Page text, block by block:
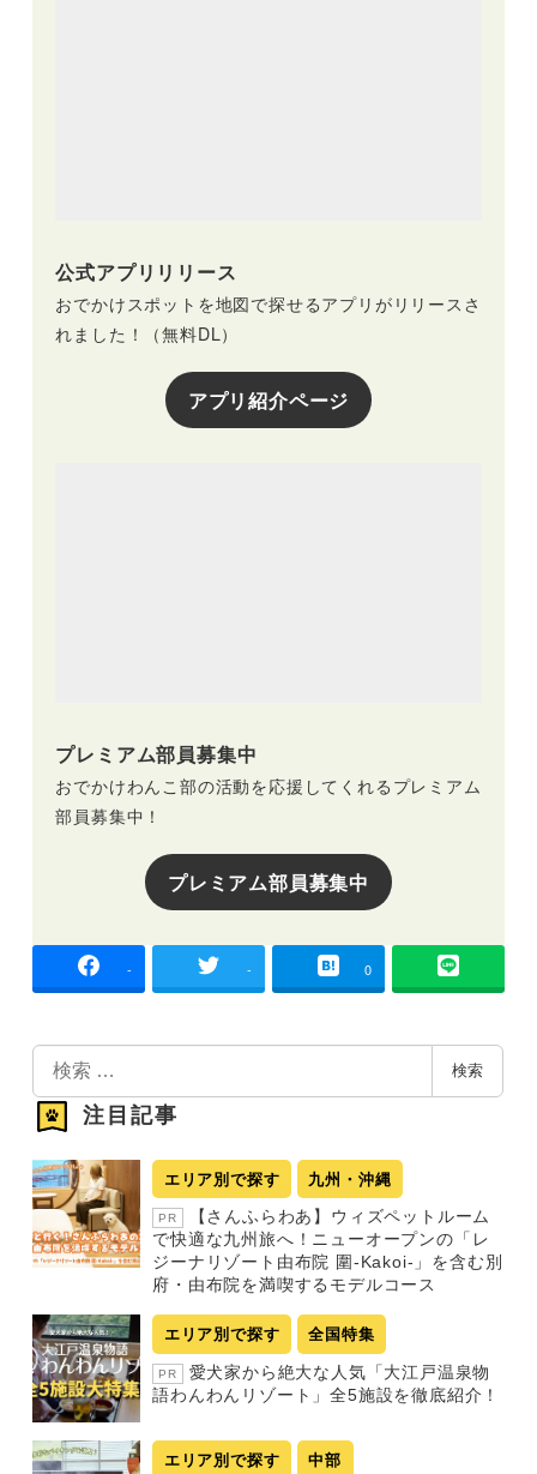
公式アプリリリース
おでかけスポットを地図で探せるアプリがリリースさ
れました！（無料DL）
アプリ紹介ページ
プレミアム部員募集中
おでかけわんこ部の活動を応援してくれるプレミアム
部員募集中！
プレミアム部員募集中
- - 0
検
索
検索
注目記事
エリア別で探す 九州・沖縄
PR
【さんふらわあ】ウィズペットルーム
で快適な九州旅へ！ニューオープンの「レ
ジーナリゾート由布院 圍-Kakoi-」を含む別
府・由布院を満喫するモデルコース
エリア別で探す 全国特集
PR
愛犬家から絶大な人気「大江戸温泉物
語わんわんリゾート」全5施設を徹底紹介！
エリア別で探す 中部